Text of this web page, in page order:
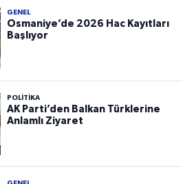
GENEL
Osmaniye’de 2026 Hac Kayıtları
Başlıyor
POLITIKA
AK Parti’den Balkan Türklerine
Anlamlı Ziyaret